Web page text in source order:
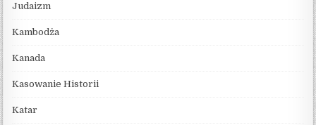
Judaizm
Kambodża
Kanada
Kasowanie Historii
Katar